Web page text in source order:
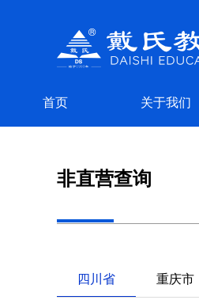
首页 关于我们
非直营查询
四川省 重庆市